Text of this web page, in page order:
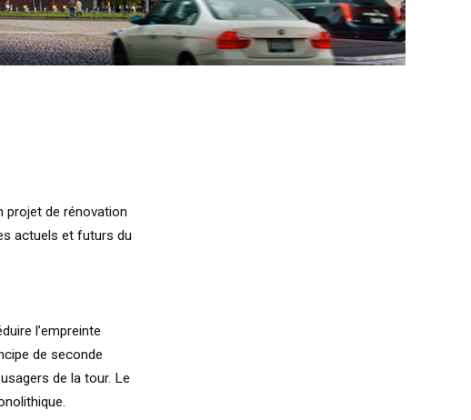
projet de rénovation
actuels et futurs du
l’empreinte
de seconde
de la tour. Le